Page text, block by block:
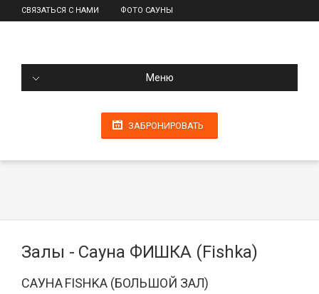
СВЯЗАТЬСЯ С НАМИ ФОТО САУНЫ
Меню
ЗАБРОНИРОВАТЬ
Залы - Сауна ФИШКА (Fishka)
САУНА FISHKA (БОЛЬШОЙ ЗАЛ)